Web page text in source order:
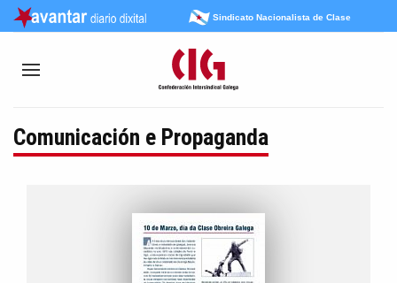
Sindicato Nacionalista de Clase
Comunicación e Propaganda